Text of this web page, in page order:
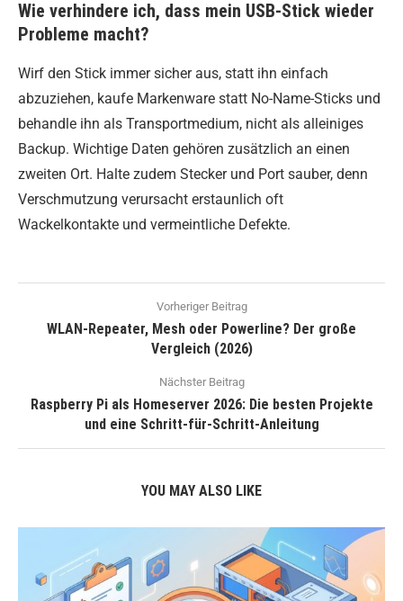
Wie verhindere ich, dass mein USB-Stick wieder
Probleme macht?
Wirf den Stick immer sicher aus, statt ihn einfach
abzuziehen, kaufe Markenware statt No-Name-Sticks und
behandle ihn als Transportmedium, nicht als alleiniges
Backup. Wichtige Daten gehören zusätzlich an einen
zweiten Ort. Halte zudem Stecker und Port sauber, denn
Verschmutzung verursacht erstaunlich oft
Wackelkontakte und vermeintliche Defekte.
Vorheriger Beitrag
WLAN-Repeater, Mesh oder Powerline? Der große
Vergleich (2026)
Nächster Beitrag
Raspberry Pi als Homeserver 2026: Die besten Projekte
und eine Schritt-für-Schritt-Anleitung
YOU MAY ALSO LIKE